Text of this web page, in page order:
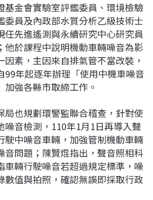
基金會實驗室評鑑委員、環境檢驗
委員及內政部水質分析乙級技術士
任先進遙測與永續研究中心研究員
他於課程中說明機動車輛噪音為影
因素，主因來自排氣管不當改裝，
99年起逐年辦理「使用中機車噪音
加強各縣市取締工作。
局也規劃環警監聯合稽查，針對使
噪音檢測，110年1月1日再導入聲
駛中噪音車輛，加強管制機動車輛
音問題；陳賢焜指出，聲音照相科
車輛行駛噪音若超過規定標準，噪
數值與拍照，確認無誤即採取行政